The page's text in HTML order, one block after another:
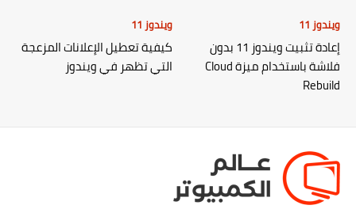
ويندوز 11
إعادة تثبيت ويندوز 11 بدون
فلاشة باستخدام ميزة Cloud
Rebuild
ويندوز 11
كيفية تعطيل الإعلانات المزعجة
التي تظهر في ويندوز